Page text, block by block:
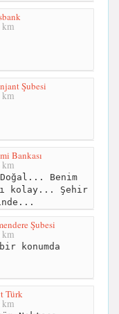
km
Şubesi
km
Bankası
km
Benim
kolay... Şehir
Şubesi
km
konumda
Türk
km